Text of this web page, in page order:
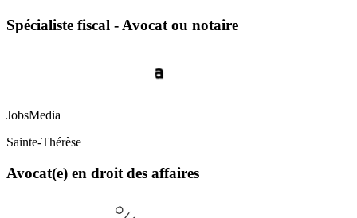
Spécialiste fiscal - Avocat ou notaire
JobsMedia
Sainte-Thérèse
Avocat(e) en droit des affaires